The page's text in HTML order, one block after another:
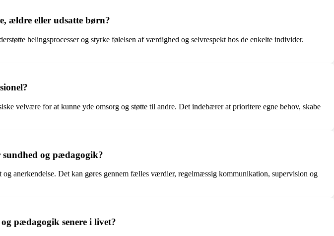
ældre eller udsatte børn?
helingsprocesser og styrke følelsen af værdighed og selvrespekt hos de enkelte individer.
velvære for at kunne yde omsorg og støtte til andre. Det indebærer at prioritere egne behov, skabe
og pædagogik?
anerkendelse. Det kan gøres gennem fælles værdier, regelmæssig kommunikation, supervision og
pædagogik senere i livet?